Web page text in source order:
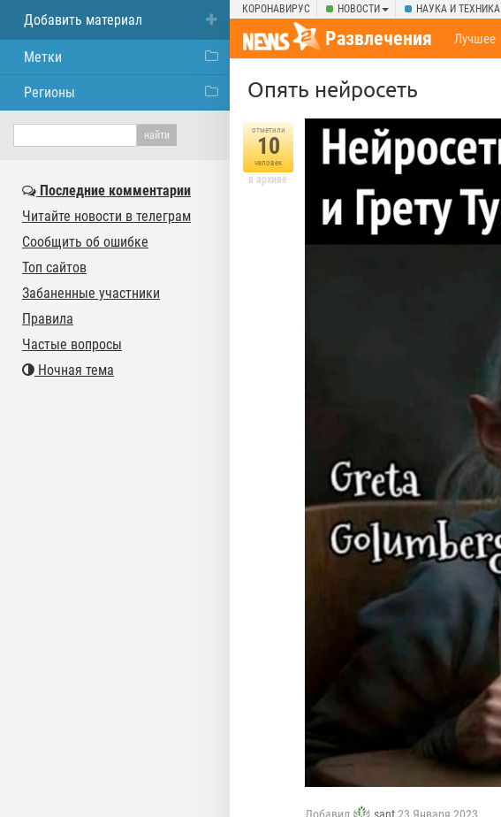
КОРОНАВИРУС НОВОСТИ НАУКА И ТЕХНИКА
Развлечения Лучшее
Опять нейросеть
отметили
10
человек
в архиве
Добавить материал
Метки
Регионы
Последние комментарии
Читайте новости в телеграм
Сообщить об ошибке
Топ сайтов
Забаненные участники
Правила
Частые вопросы
Ночная тема